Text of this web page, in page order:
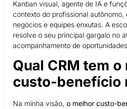
Kanban visual, agente de IA e
contexto do profissional autônomo,
negócios e equipes enxutas. A
resolve o seu principal gargalo no
acompanhamento de
Qual CRM tem
custo-benefício
Na minha visão, o melhor custo-